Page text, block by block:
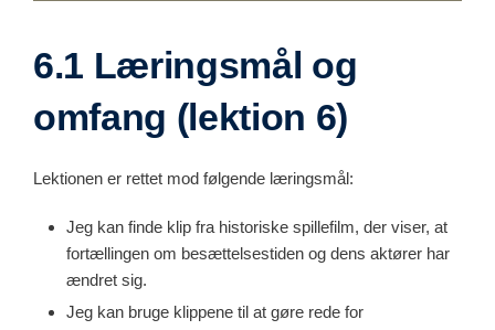
6.1 Læringsmål og
omfang (lektion 6)
Lektionen er rettet mod følgende læringsmål:
Jeg kan finde klip fra historiske spillefilm, der viser, at
fortællingen om besættelsestiden og dens aktører har
ændret sig.
Jeg kan bruge klippene til at gøre rede for